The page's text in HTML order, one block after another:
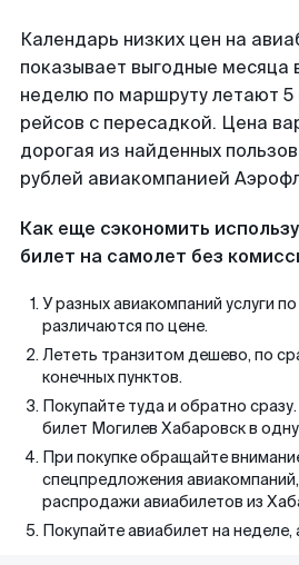
Календарь низких цен на
показывает выгодные месяца
неделю по маршруту летают 5
рейсов с пересадкой. Цена
дорогая из найденных
рублей авиакомпанией
Как еще сэкономить
билет на самолет без
У разных авиакомпаний услуги
различаются по цене.
Лететь транзитом дешево, по
конечных пунктов.
Покупайте туда и обратно
билет Могилев Хабаровск в
При покупке обращайте
спецпредложения авиакомпаний,
распродажи авиабилетов из
Покупайте авиабилет на неделе,